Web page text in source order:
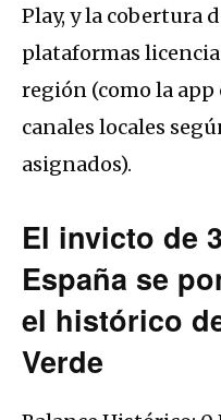
Play, y la cobertura
plataformas
región (como la app
canales locales
asignados).
El invicto de
España se
el histórico
Verde